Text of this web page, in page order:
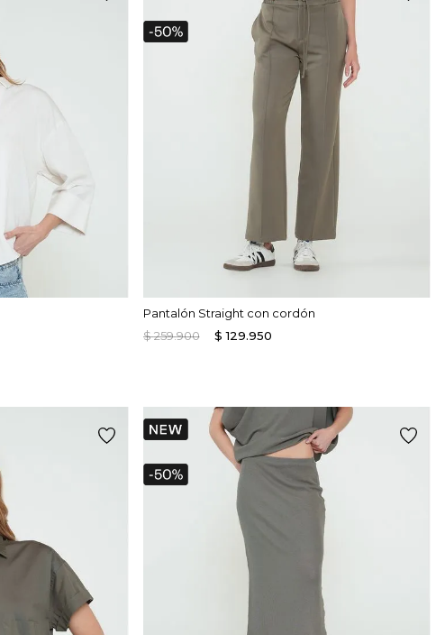
Pantalón Straight con cordón
$259.900 $ 129.950